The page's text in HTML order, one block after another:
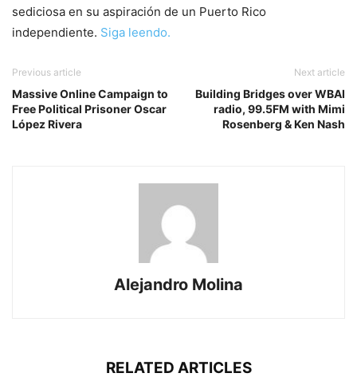
sediciosa en su aspiración de un Puerto Rico
independiente. Siga leendo.
Previous article
Massive Online Campaign to
Free Political Prisoner Oscar
López Rivera
Next article
Building Bridges over WBAI
radio, 99.5FM with Mimi
Rosenberg & Ken Nash
Alejandro Molina
RELATED ARTICLES